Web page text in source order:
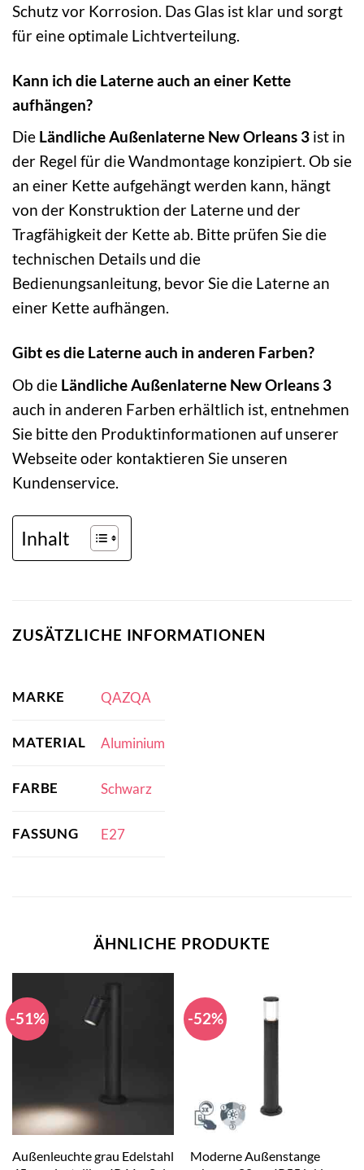
Schutz vor Korrosion. Das Glas ist klar und sorgt
für eine optimale Lichtverteilung.
Kann ich die Laterne auch an einer Kette
aufhängen?
Die Ländliche Außenlaterne New Orleans 3 ist in
der Regel für die Wandmontage konzipiert. Ob sie
an einer Kette aufgehängt werden kann, hängt
von der Konstruktion der Laterne und der
Tragfähigkeit der Kette ab. Bitte prüfen Sie die
technischen Details und die
Bedienungsanleitung, bevor Sie die Laterne an
einer Kette aufhängen.
Gibt es die Laterne auch in anderen Farben?
Ob die Ländliche Außenlaterne New Orleans 3
auch in anderen Farben erhältlich ist, entnehmen
Sie bitte den Produktinformationen auf unserer
Webseite oder kontaktieren Sie unseren
Kundenservice.
Inhalt
ZUSÄTZLICHE INFORMATIONEN
MARKE QAZQA
MATERIAL Aluminium
FARBE Schwarz
FASSUNG E27
ÄHNLICHE PRODUKTE
-51%
Außenleuchte grau Edelstahl
-52%
Moderne Außenstange